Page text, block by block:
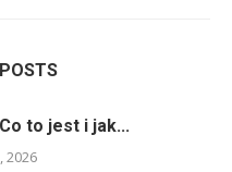
to jest i jak...
2026